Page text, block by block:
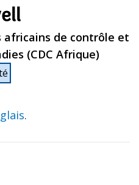
africains de contrôle et
(CDC Afrique)
.